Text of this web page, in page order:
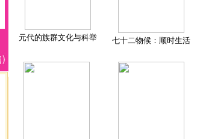
元代的族群文化与科举 七十二物候：顺时生活